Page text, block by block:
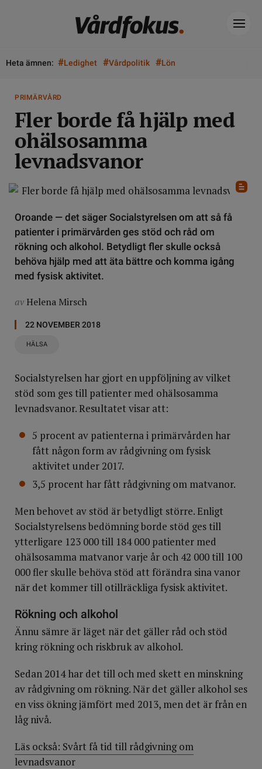
Heta ämnen: #Ledighet #Vårdpolitik #Lön
PRIMÄRVÅRD
Fler borde få hjälp med
ohälsosamma
levnadsvanor
Oroande — det säger Socialstyrelsen om att så få
patienter i primärvården ges stöd och råd om
rökning och alkohol. Betydligt fler skulle också
behöva hjälp med att äta bättre och komma igång
med fysisk aktivitet.
av Helena Mirsch
22 NOVEMBER 2018
HÄLSA
Socialstyrelsen har gjort en uppföljning av vilket
stöd som ges till patienter med ohälsosamma
levnadsvanor. Resultatet visar att:
5 procent av patienterna i primärvården har
fått någon form av rådgivning om fysisk
aktivitet under 2017.
3,5 procent har fått rådgivning om matvanor.
Men behovet av stöd är betydligt större. Enligt
Socialstyrelsens bedömning borde stöd ges till
ytterligare 123 000 till 184 000 patienter med
ohälsosamma matvanor varje år och 42 000 till 100
000 fler skulle behöva stöd att förändra sina vanor
när det kommer till otillräckliga fysisk aktivitet.
Rökning och alkohol
Ännu sämre är läget när det gäller råd och stöd
kring rökning och riskbruk av alkohol.
Sedan 2014 har det till och med skett en minskning
av rådgivning om rökning. När det gäller alkohol ses
en viss ökning jämfört med 2013, men det är från en
låg nivå.
Läs också: Svårt få tid till rådgivning om
levnadsvanor